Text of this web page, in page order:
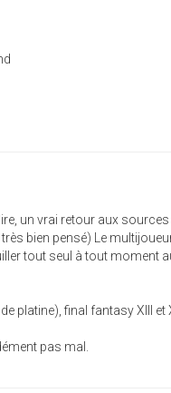
un vrai retour aux
bien pensé) Le
tout seul à tout moment
platine), final fantasy XIII et
pas mal.